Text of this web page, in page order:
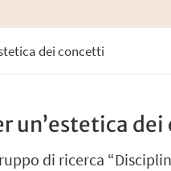
SOTTOMENÙ
dei concetti
un’estetica
di ricerca